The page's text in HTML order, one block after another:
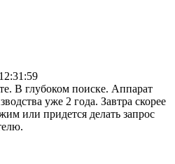
В глубоком поиске. Аппарат
уже 2 года. Завтра скорее
или придется делать запрос